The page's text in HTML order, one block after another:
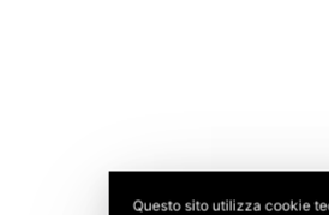
Questo sito utilizza cookie